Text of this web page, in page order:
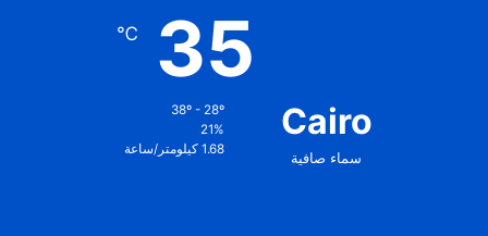
Cairo
سماء صافية
35
℃
38º - 28º
21%
1.68 كيلومتر/ساعة